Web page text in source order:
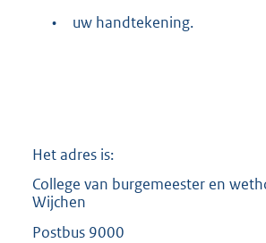
• uw handtekening.
Het adres is:
College van burgemeester en
Wijchen
Postbus 9000